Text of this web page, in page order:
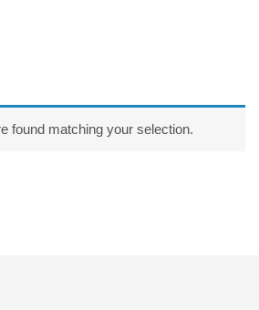
found matching your selection.